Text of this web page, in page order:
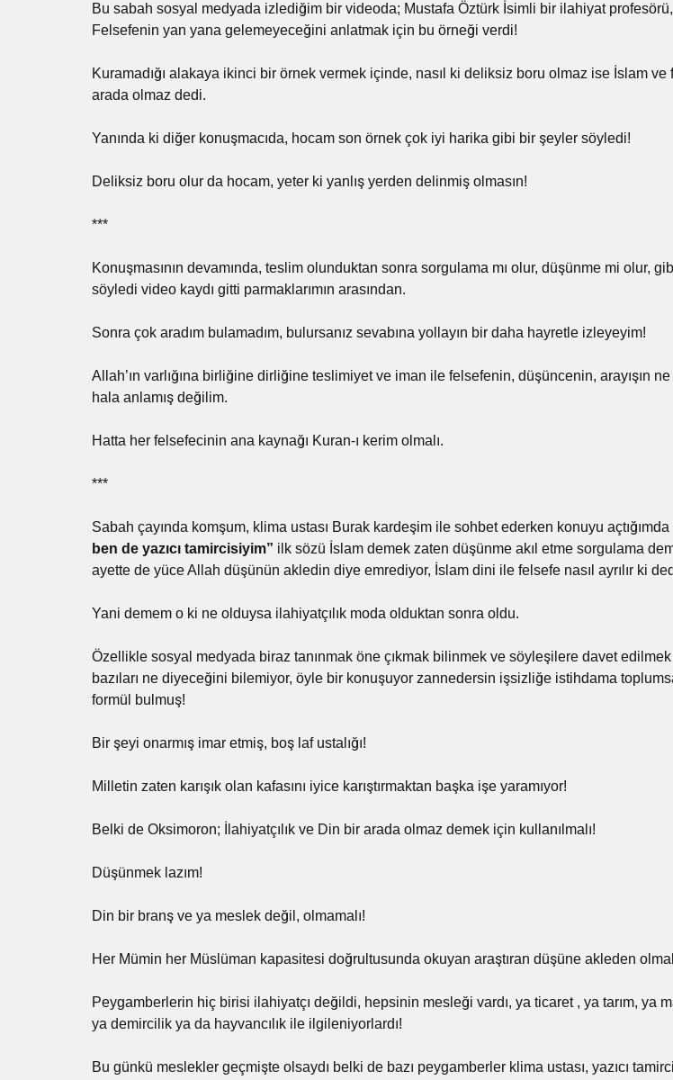
Bu sabah sosyal medyada izlediğim bir videoda; Mustafa Öztürk İsimli bir ilahiyat
Felsefenin yan yana gelemeyeceğini anlatmak için bu örneği verdi!
Kuramadığı alakaya ikinci bir örnek vermek içinde, nasıl ki deliksiz boru olmaz ise İslam ve
arada olmaz dedi.
Yanında ki diğer konuşmacıda, hocam son örnek çok iyi harika gibi bir şeyler söyledi!
Deliksiz boru olur da hocam, yeter ki yanlış yerden delinmiş olmasın!
***
Konuşmasının devamında, teslim olunduktan sonra sorgulama mı olur, düşünme mi olur,
söyledi video kaydı gitti parmaklarımın arasından.
Sonra çok aradım bulamadım, bulursanız sevabına yollayın bir daha hayretle izleyeyim!
Allah’ın varlığına birliğine dirliğine teslimiyet ve iman ile felsefenin, düşüncenin, arayışın ne
hala anlamış değilim.
Hatta her felsefecinin ana kaynağı Kuran-ı kerim olmalı.
***
Sabah çayında komşum, klima ustası Burak kardeşim ile sohbet ederken konuyu açtığımda
ben de yazıcı tamircisiyim” ilk sözü İslam demek zaten düşünme akıl etme sorgulama
ayette de yüce Allah düşünün akledin diye emrediyor, İslam dini ile felsefe nasıl ayrılır ki
Yani demem o ki ne olduysa ilahiyatçılık moda olduktan sonra oldu.
Özellikle sosyal medyada biraz tanınmak öne çıkmak bilinmek ve söyleşilere davet
bazıları ne diyeceğini bilemiyor, öyle bir konuşuyor zannedersin işsizliğe istihdama
formül bulmuş!
Bir şeyi onarmış imar etmiş, boş laf ustalığı!
Milletin zaten karışık olan kafasını iyice karıştırmaktan başka işe yaramıyor!
Belki de Oksimoron; İlahiyatçılık ve Din bir arada olmaz demek için kullanılmalı!
Düşünmek lazım!
Din bir branş ve ya meslek değil, olmamalı!
Her Mümin her Müslüman kapasitesi doğrultusunda okuyan araştıran düşüne akleden
Peygamberlerin hiç birisi ilahiyatçı değildi, hepsinin mesleği vardı, ya ticaret , ya tarım, ya
ya demircilik ya da hayvancılık ile ilgileniyorlardı!
Bu günkü meslekler geçmişte olsaydı belki de bazı peygamberler klima ustası, yazıcı